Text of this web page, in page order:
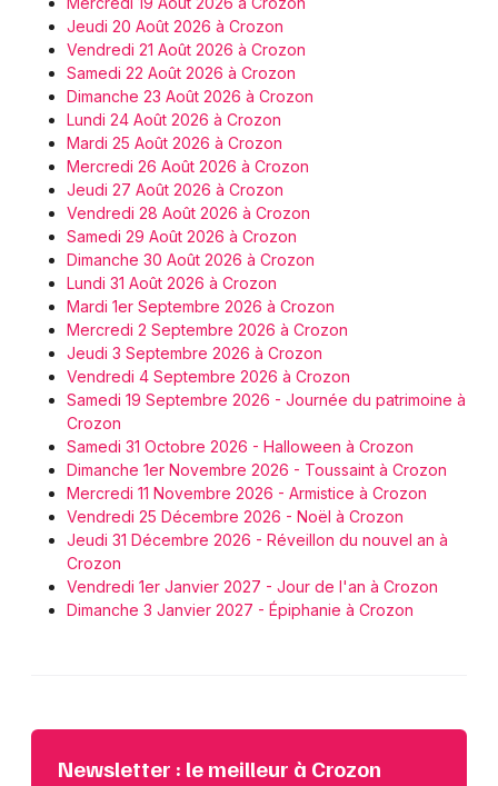
Jeudi 20 Août 2026 à Crozon
Vendredi 21 Août 2026 à Crozon
Samedi 22 Août 2026 à Crozon
Dimanche 23 Août 2026 à Crozon
Lundi 24 Août 2026 à Crozon
Mardi 25 Août 2026 à Crozon
Mercredi 26 Août 2026 à Crozon
Jeudi 27 Août 2026 à Crozon
Vendredi 28 Août 2026 à Crozon
Samedi 29 Août 2026 à Crozon
Dimanche 30 Août 2026 à Crozon
Lundi 31 Août 2026 à Crozon
Mardi 1er Septembre 2026 à Crozon
Mercredi 2 Septembre 2026 à Crozon
Jeudi 3 Septembre 2026 à Crozon
Vendredi 4 Septembre 2026 à Crozon
Samedi 19 Septembre 2026 - Journée du patrimoine à
Crozon
Samedi 31 Octobre 2026 - Halloween à Crozon
Dimanche 1er Novembre 2026 - Toussaint à Crozon
Mercredi 11 Novembre 2026 - Armistice à Crozon
Vendredi 25 Décembre 2026 - Noël à Crozon
Jeudi 31 Décembre 2026 - Réveillon du nouvel an à
Crozon
Vendredi 1er Janvier 2027 - Jour de l'an à Crozon
Dimanche 3 Janvier 2027 - Épiphanie à Crozon
Newsletter : le meilleur à Crozon